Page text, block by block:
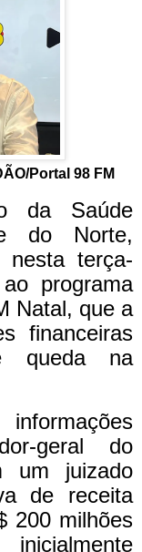
Portal 98 FM
da Saúde
do Norte,
nesta terça-
programa
Natal, que a
financeiras
queda na
geral do
um juizado
de receita
200 milhões